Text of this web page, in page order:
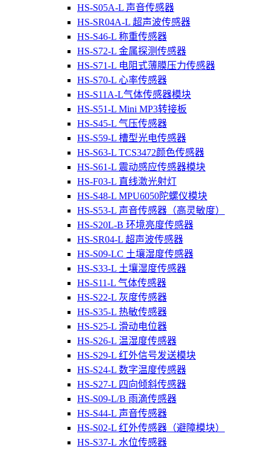
HS-S05A-L 声音传感器
HS-SR04A-L 超声波传感器
HS-S46-L 称重传感器
HS-S72-L 金属探测传感器
HS-S71-L 电阻式薄膜压力传感器
HS-S70-L 心率传感器
HS-S11A-L气体传感器模块
HS-S51-L Mini MP3转接板
HS-S45-L 气压传感器
HS-S59-L 槽型光电传感器
HS-S63-L TCS3472颜色传感器
HS-S61-L 震动感应传感器模块
HS-F03-L 直线激光射灯
HS-S48-L MPU6050陀螺仪模块
HS-S53-L 声音传感器（高灵敏度）
HS-S20L-B 环境亮度传感器
HS-SR04-L 超声波传感器
HS-S09-LC 土壤湿度传感器
HS-S33-L 土壤湿度传感器
HS-S11-L 气体传感器
HS-S22-L 灰度传感器
HS-S35-L 热敏传感器
HS-S25-L 滑动电位器
HS-S26-L 温湿度传感器
HS-S29-L 红外信号发送模块
HS-S24-L 数字温度传感器
HS-S27-L 四向倾斜传感器
HS-S09-L/B 雨滴传感器
HS-S44-L 声音传感器
HS-S02-L 红外传感器（避障模块）
HS-S37-L 水位传感器